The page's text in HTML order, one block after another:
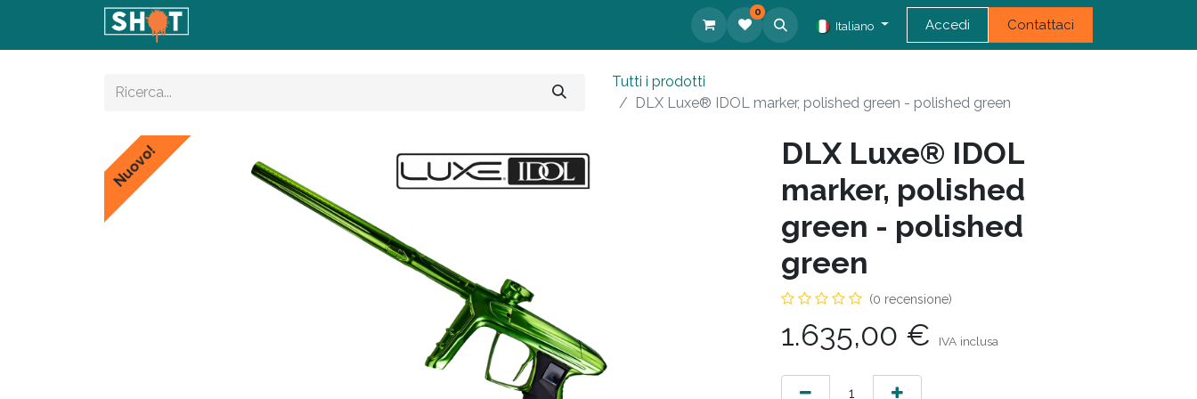
0
Italiano Accedi Contattaci
Tutti i prodotti
DLX Luxe® IDOL marker, polished green - polished green
Nuovo!
DLX Luxe® IDOL
marker, polished
green - polished
green
(0 recensione)
1.635,00 € IVA inclusa